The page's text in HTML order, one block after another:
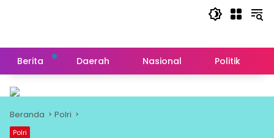
Berita Daerah Nasional Politik
Beranda Polri
Polri